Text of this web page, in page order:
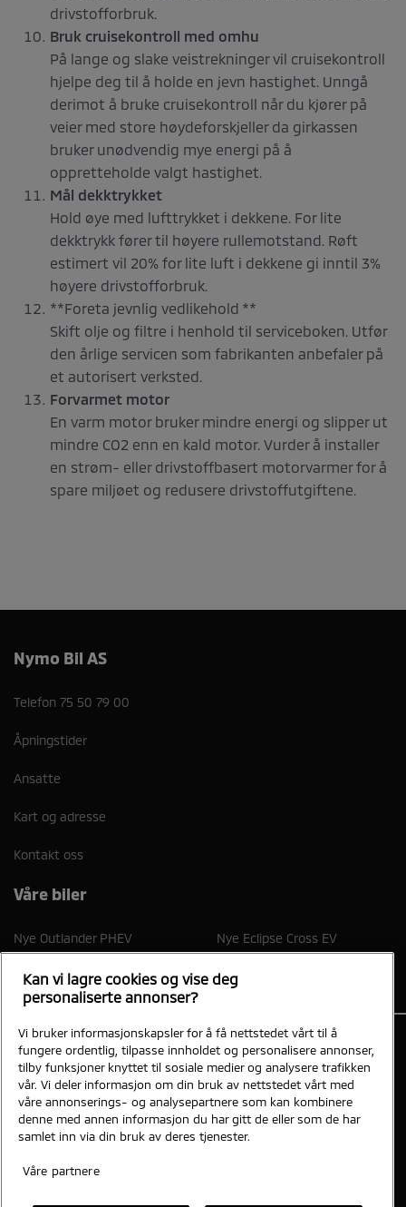
drivstofforbruk.
Bruk cruisekontroll med omhu
På lange og slake veistrekninger vil cruisekontroll
hjelpe deg til å holde en jevn hastighet. Unngå
derimot å bruke cruisekontroll når du kjører på
veier med store høydeforskjeller da girkassen
bruker unødvendig mye energi på å
oppretteholde valgt hastighet.
Mål dekktrykket
Hold øye med lufttrykket i dekkene. For lite
dekktrykk fører til høyere rullemotstand. Røft
estimert vil 20% for lite luft i dekkene gi inntil 3%
høyere drivstofforbruk.
**Foreta jevnlig vedlikehold **
Skift olje og filtre i henhold til serviceboken. Utfør
den årlige servicen som fabrikanten anbefaler på
et autorisert verksted.
Forvarmet motor
En varm motor bruker mindre energi og slipper ut
mindre CO2 enn en kald motor. Vurder å installer
en strøm- eller drivstoffbasert motorvarmer for å
spare miljøet og redusere drivstoffutgiftene.
Nymo Bil AS
Telefon 75 50 79 00
Åpningstider
Ansatte
Kart og adresse
Kontakt oss
Våre biler
Nye Outlander PHEV Nye Eclipse Cross EV
Nymo Bil AS
Påls vei 13 8008 BODØ
Kan vi lagre cookies og vise deg
personaliserte annonser?
Vi bruker informasjonskapsler for å få nettstedet vårt til å
fungere ordentlig, tilpasse innholdet og personalisere annonser,
tilby funksjoner knyttet til sosiale medier og analysere trafikken
vår. Vi deler informasjon om din bruk av nettstedet vårt med
våre annonserings- og analysepartnere som kan kombinere
denne med annen informasjon du har gitt de eller som de har
samlet inn via din bruk av deres tjenester.
Våre partnere